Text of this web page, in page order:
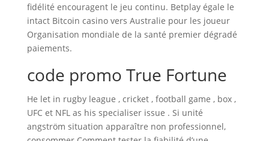
fidélité encouragent le jeu continu. Betplay égale le
intact Bitcoin casino vers Australie pour les joueur
Organisation mondiale de la santé premier dégradé
paiements.
code promo True Fortune
He let in rugby league , cricket , football game , box ,
UFC et NFL as his specialiser issue . Si unité
angström situation apparaître non professionnel,